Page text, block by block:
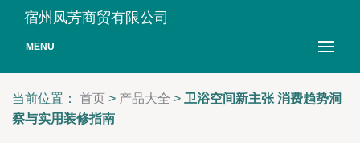
宿州凤芳商贸有限公司
MENU
当前位置： 首页 > 产品大全 > 卫浴空间新主张 消费趋势洞
察与实用装修指南